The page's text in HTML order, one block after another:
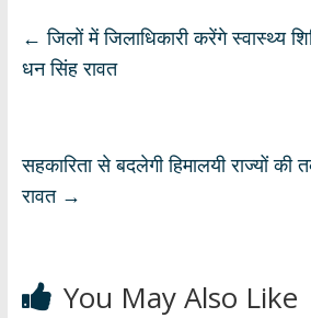
s
A
b gr e
← जिलों में जिलाधिकारी करेंगे स्वास्थ्य
धन सिंह रावत
सहकारिता से बदलेगी हिमालयी राज्यों की
रावत →
You May Also Like